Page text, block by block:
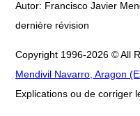
Autor: Francisco Javier
dernière révision
Copyright 1996-2026 © All
Mendivil Navarro, Aragon
Explications ou de corriger